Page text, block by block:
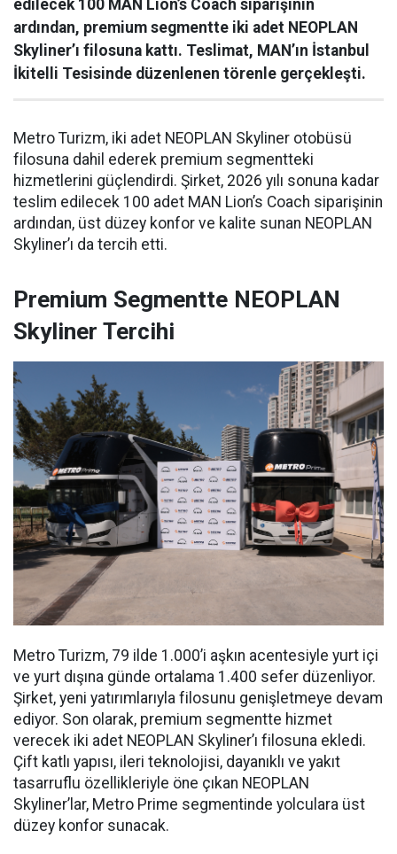
edilecek 100 MAN Lion’s Coach siparişinin
ardından, premium segmentte iki adet NEOPLAN
Skyliner’ı filosuna kattı. Teslimat, MAN’ın İstanbul
İkitelli Tesisinde düzenlenen törenle gerçekleşti.
Metro Turizm, iki adet NEOPLAN Skyliner otobüsü
filosuna dahil ederek premium segmentteki
hizmetlerini güçlendirdi. Şirket, 2026 yılı sonuna kadar
teslim edilecek 100 adet MAN Lion’s Coach siparişinin
ardından, üst düzey konfor ve kalite sunan NEOPLAN
Skyliner’ı da tercih etti.
Premium Segmentte NEOPLAN
Skyliner Tercihi
Metro Turizm, 79 ilde 1.000’i aşkın acentesiyle yurt içi
ve yurt dışına günde ortalama 1.400 sefer düzenliyor.
Şirket, yeni yatırımlarıyla filosunu genişletmeye devam
ediyor. Son olarak, premium segmentte hizmet
verecek iki adet NEOPLAN Skyliner’ı filosuna ekledi.
Çift katlı yapısı, ileri teknolojisi, dayanıklı ve yakıt
tasarruflu özellikleriyle öne çıkan NEOPLAN
Skyliner’lar, Metro Prime segmentinde yolculara üst
düzey konfor sunacak.